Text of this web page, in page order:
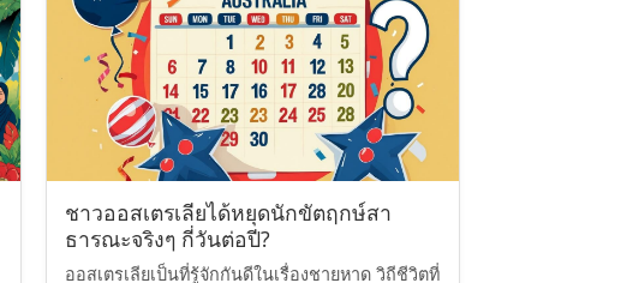
ชาวออสเตรเลียได้หยุดนักขัตฤกษ์สา
ธารณะจริงๆ กี่วันต่อปี?
ออสเตรเลียเป็นที่รู้จักกันดีในเรื่องชายหาด วิถีชีวิตที่